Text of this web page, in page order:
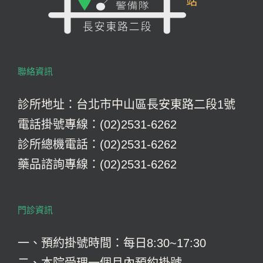
聯絡資訊
診所地址：台北市中山區長安東路二段1號
電話掛號專線：(02)2531-6262
診所總機電話：(02)2531-6262
藥品諮詢專線：(02)2531-6262
門診資訊
一、預約掛號時間：每日8:30~17:30